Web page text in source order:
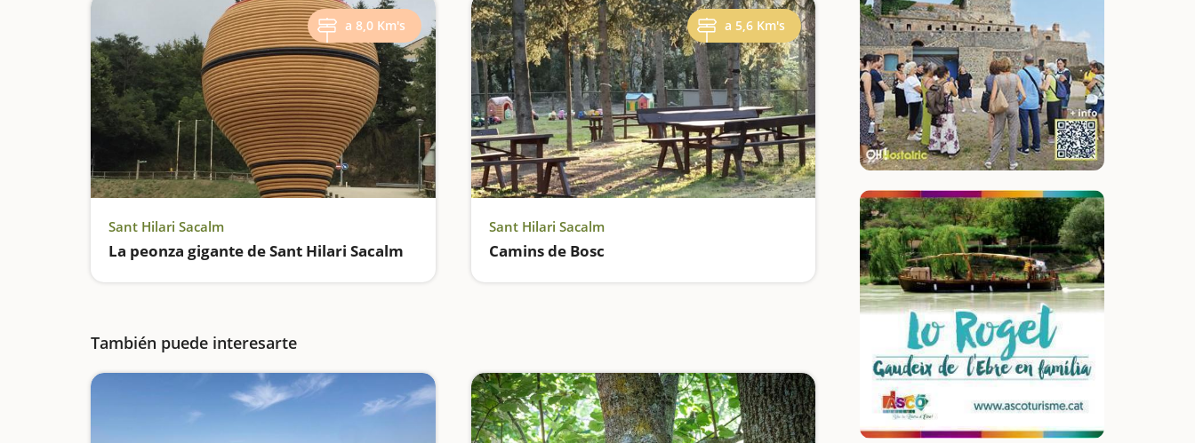
a 8,0 Km's
Sant Hilari Sacalm
La peonza gigante de Sant Hilari Sacalm
a 5,6 Km's
Sant Hilari Sacalm
Camins de Bosc
También puede interesarte